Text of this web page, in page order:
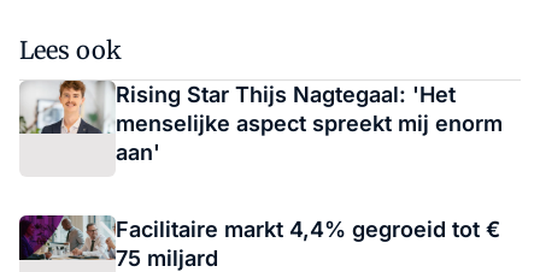
Lees ook
Rising Star Thijs Nagtegaal: 'Het
menselijke aspect spreekt mij enorm
aan'
Facilitaire markt 4,4% gegroeid tot €
75 miljard